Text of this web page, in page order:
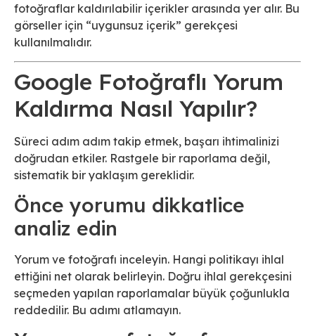
fotoğraflar kaldırılabilir içerikler arasında yer alır. Bu
görseller için “uygunsuz içerik” gerekçesi
kullanılmalıdır.
Google Fotoğraflı Yorum
Kaldırma Nasıl Yapılır?
Süreci adım adım takip etmek, başarı ihtimalinizi
doğrudan etkiler. Rastgele bir raporlama değil,
sistematik bir yaklaşım gereklidir.
Önce yorumu dikkatlice
analiz edin
Yorum ve fotoğrafı inceleyin. Hangi politikayı ihlal
ettiğini net olarak belirleyin. Doğru ihlal gerekçesini
seçmeden yapılan raporlamalar büyük çoğunlukla
reddedilir. Bu adımı atlamayın.